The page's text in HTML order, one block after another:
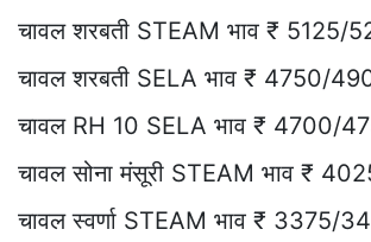
चावल शरबती STEAM भाव ₹ 5125/
चावल शरबती SELA भाव ₹ 4750/
चावल RH 10 SELA भाव ₹ 4700/
चावल सोना मंसूरी STEAM भाव ₹
चावल स्वर्णा STEAM भाव ₹ 3375/